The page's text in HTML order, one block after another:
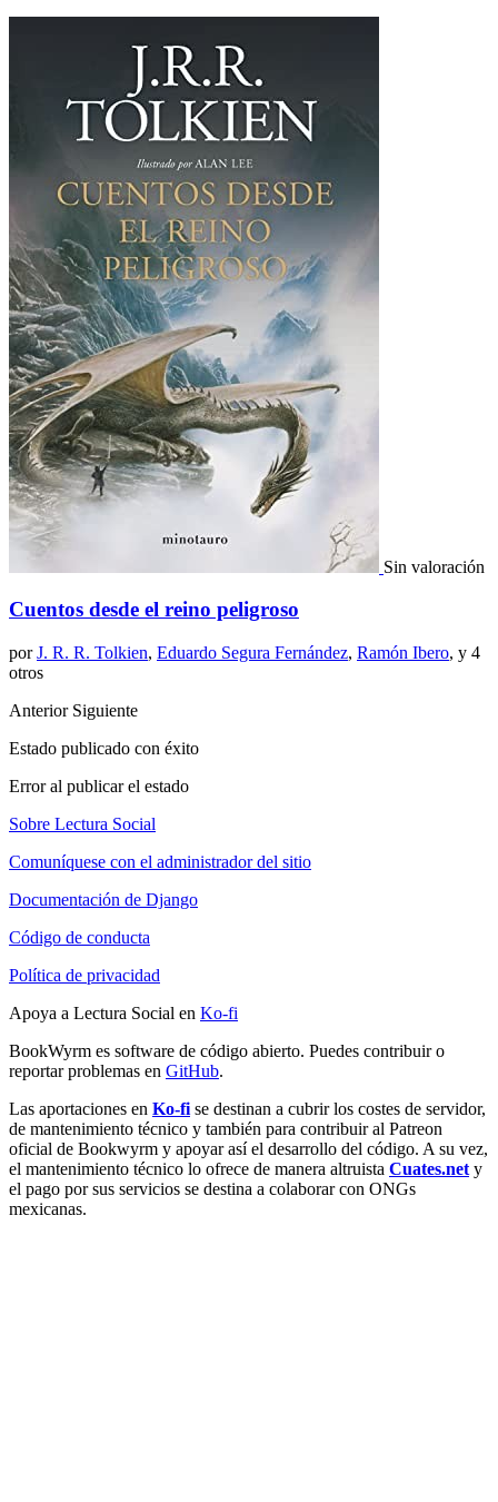
Sin valoración
Cuentos desde el reino peligroso
porJ. R. R. Tolkien, Eduardo Segura Fernández, Ramón Ibero, y 4
otros
Anterior Siguiente
Estado publicado con éxito
Error al publicar el estado
Sobre Lectura Social
Comuníquese con el administrador del sitio
Documentación de Django
Código de conducta
Política de privacidad
Apoya a Lectura Social en Ko-fi
BookWyrm es software de código abierto. Puedes contribuir o
reportar problemas en GitHub.
Las aportaciones en Ko-fi se destinan a cubrir los costes de servidor,
de mantenimiento técnico y también para contribuir al Patreon
oficial de Bookwyrm y apoyar así el desarrollo del código. A su vez,
el mantenimiento técnico lo ofrece de manera altruista Cuates.net y
el pago por sus servicios se destina a colaborar con ONGs
mexicanas.